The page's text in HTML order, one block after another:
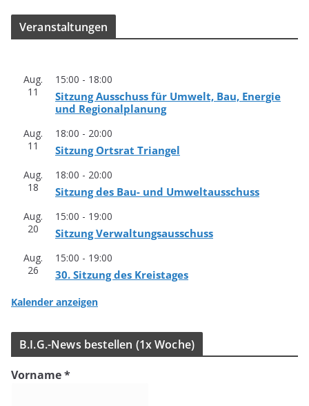
Ver­an­stal­tun­gen
Aug.
11
15:00 - 18:00
Sit­zung Aus­schuss für Umwelt, Bau, Ener­gie
und Regionalplanung
Aug.
11
18:00 - 20:00
Sit­zung Orts­rat Triangel
Aug.
18
18:00 - 20:00
Sit­zung des Bau- und Umweltausschuss
Aug.
20
15:00 - 19:00
Sit­zung Verwaltungsausschuss
Aug.
26
15:00 - 19:00
30. Sit­zung des Kreistages
Kalender anzeigen
B.I.G.-News bestel­len (1x Woche)
Vorname*